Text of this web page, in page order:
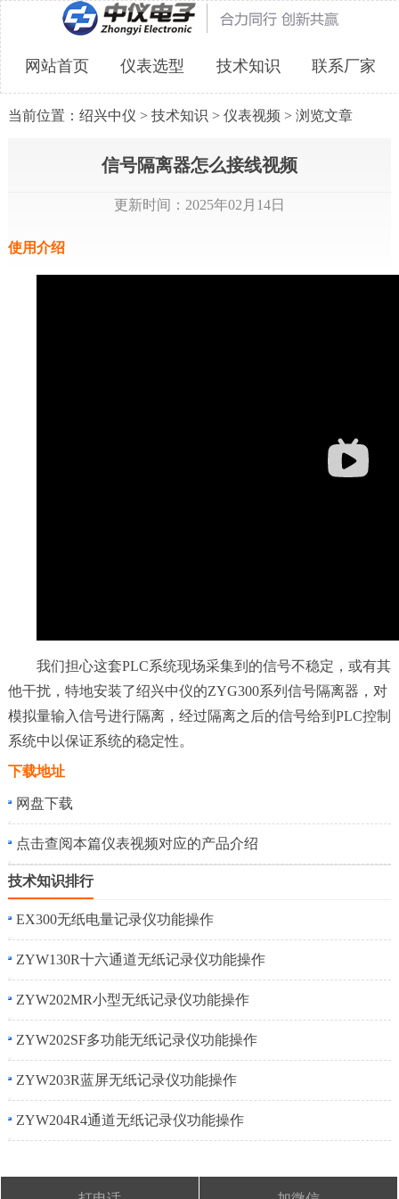
网站首页 仪表选型 技术知识 联系厂家
当前位置： 绍兴中仪 > 技术知识 > 仪表视频 > 浏览文章
信号隔离器怎么接线视频
更新时间：2025年02月14日
使用介绍
我们担心这套PLC系统现场采集到的信号不稳定，或有其
他干扰，特地安装了绍兴中仪的ZYG300系列信号隔离器，对
模拟量输入信号进行隔离，经过隔离之后的信号给到PLC控制
系统中以保证系统的稳定性。
下载地址
网盘下载
点击查阅本篇仪表视频对应的产品介绍
技术知识排行
EX300无纸电量记录仪功能操作
ZYW130R十六通道无纸记录仪功能操作
ZYW202MR小型无纸记录仪功能操作
ZYW202SF多功能无纸记录仪功能操作
ZYW203R蓝屏无纸记录仪功能操作
ZYW204R4通道无纸记录仪功能操作